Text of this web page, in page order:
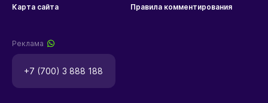
Карта сайта Правила комментирования
Реклама
+7 (700) 3 888 188